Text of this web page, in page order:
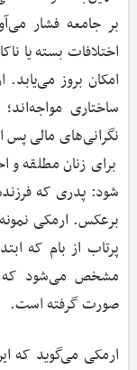
بر جامعه فشار
اختلافات بسته یا
امکان بروز
ساختاری
نگرانی‌های مالی
برای زنان مطلقه و
شود: پدری که
برعکس. ارمکی
پرتاب از بام که
مشخص می‌شود که
صورت گرفته است.
ارمکی می‌گوید که